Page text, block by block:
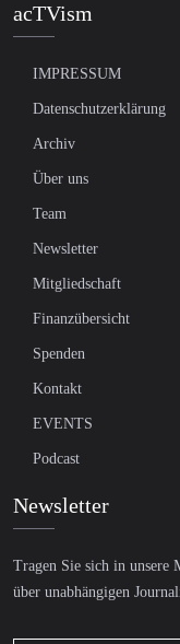
acTVism
IMPRESSUM
Datenschutzerklärung
Archiv
Über uns
Team
Newsletter
Mitgliedschaft
Finanzübersicht
Spenden
Kontakt
EVENTS
Podcast
Newsletter
Tragen Sie sich in unsere
über unabhängigen